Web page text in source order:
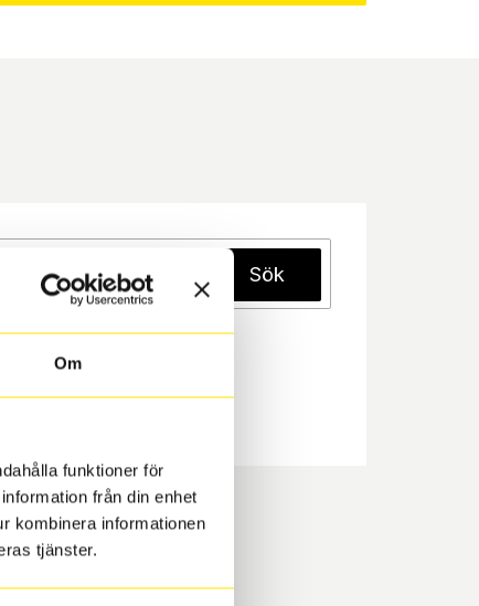
Om
funktioner för
från din enhet
kombinera informationen
tjänster.
Sök